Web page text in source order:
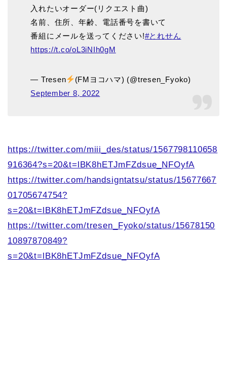
入れたいオーダー(リクエスト曲)
名前、住所、年齢、電話番号を書いて
番組にメールを送ってください!#とれせん
https://t.co/oL3iNIh0gM
— Tresen
(FMヨコハマ) (@tresen_Fyoko)
September 8, 2022
https://twitter.com/miii_des/status/1567798110658
916364?s=20&t=lBK8hETJmFZdsue_NFOyfA
https://twitter.com/handsigntatsu/status/15677667
01705674754?
s=20&t=lBK8hETJmFZdsue_NFOyfA
https://twitter.com/tresen_Fyoko/status/15678150
10897870849?
s=20&t=lBK8hETJmFZdsue_NFOyfA